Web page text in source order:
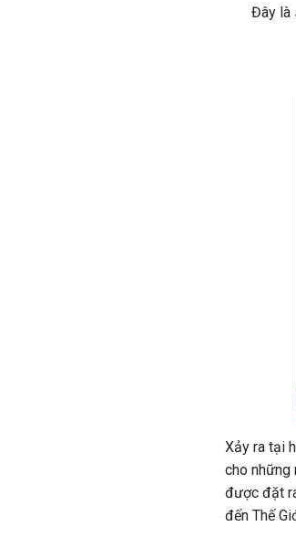
Đây là
Xảy ra tại
cho những
được đặt
đến Thế